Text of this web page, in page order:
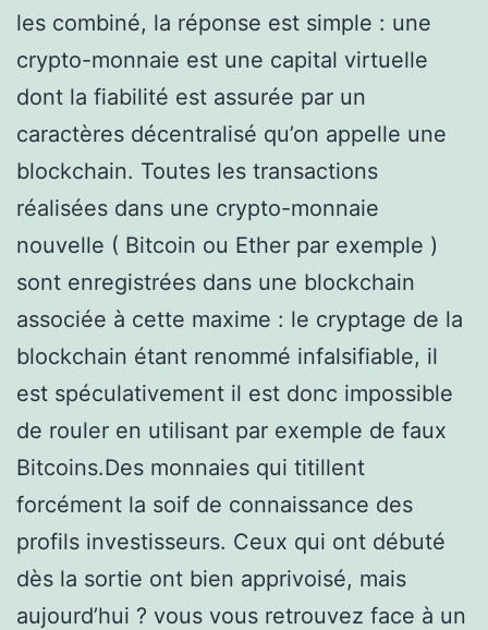
les combiné, la réponse est simple : une
crypto-monnaie est une capital virtuelle
dont la fiabilité est assurée par un
caractères décentralisé qu’on appelle une
blockchain. Toutes les transactions
réalisées dans une crypto-monnaie
nouvelle ( Bitcoin ou Ether par exemple )
sont enregistrées dans une blockchain
associée à cette maxime : le cryptage de la
blockchain étant renommé infalsifiable, il
est spéculativement il est donc impossible
de rouler en utilisant par exemple de faux
Bitcoins.Des monnaies qui titillent
forcément la soif de connaissance des
profils investisseurs. Ceux qui ont débuté
dès la sortie ont bien apprivoisé, mais
aujourd’hui ? vous vous retrouvez face à un